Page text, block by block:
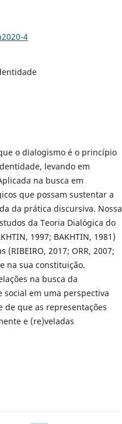
4
o dialogismo é o princípio
levando em
na busca em
que possam sustentar a
da prática discursiva. Nossa
da Teoria Dialógica do
1997; BAKHTIN, 1981)
2017; ORR, 2007;
na sua constituição.
na busca da
em uma perspectiva
que as representações
e (re)veladas